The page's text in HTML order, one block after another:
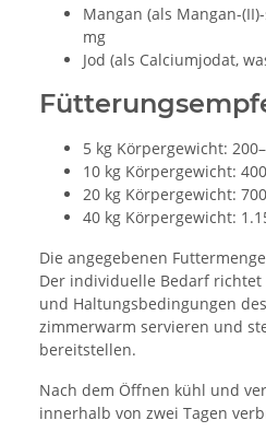
Mangan (als Mangan-
mg
Jod (als Calciumjodat,
5 kg Körpergewicht:
10 kg Körpergewicht:
20 kg Körpergewicht:
40 kg Körpergewicht:
Die angegebenen
Der individuelle Bedarf
und Haltungsbedingungen
zimmerwarm servieren und
bereitstellen.
Nach dem Öffnen kühl und
innerhalb von zwei Tagen